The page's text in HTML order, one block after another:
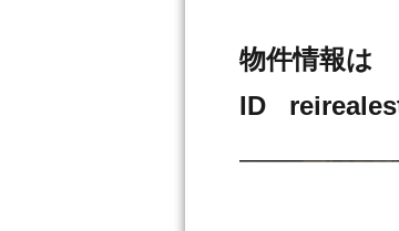
物件情報は
ID